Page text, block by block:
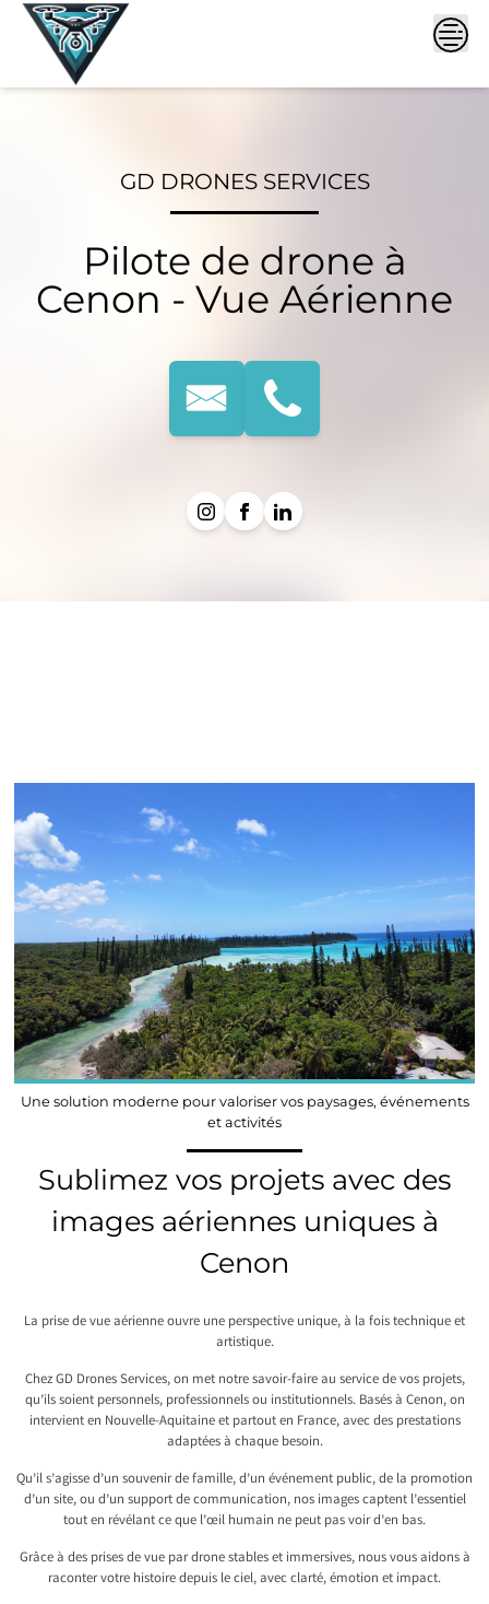
Skip
GD DRONES SERVICES
Pilote de drone à
Cenon - Vue Aérienne
Une solution moderne pour valoriser vos paysages, événements
et activités
Sublimez vos projets avec des
images aériennes uniques à
Cenon
La prise de vue aérienne ouvre une perspective unique, à la fois technique et
artistique.
Chez GD Drones Services, on met notre savoir-faire au service de vos projets,
qu’ils soient personnels, professionnels ou institutionnels. Basés à Cenon, on
intervient en Nouvelle-Aquitaine et partout en France, avec des prestations
adaptées à chaque besoin.
Qu’il s’agisse d’un souvenir de famille, d’un événement public, de la promotion
d’un site, ou d’un support de communication, nos images captent l’essentiel
tout en révélant ce que l’œil humain ne peut pas voir d’en bas.
Grâce à des prises de vue par drone stables et immersives, nous vous aidons à
raconter votre histoire depuis le ciel, avec clarté, émotion et impact.